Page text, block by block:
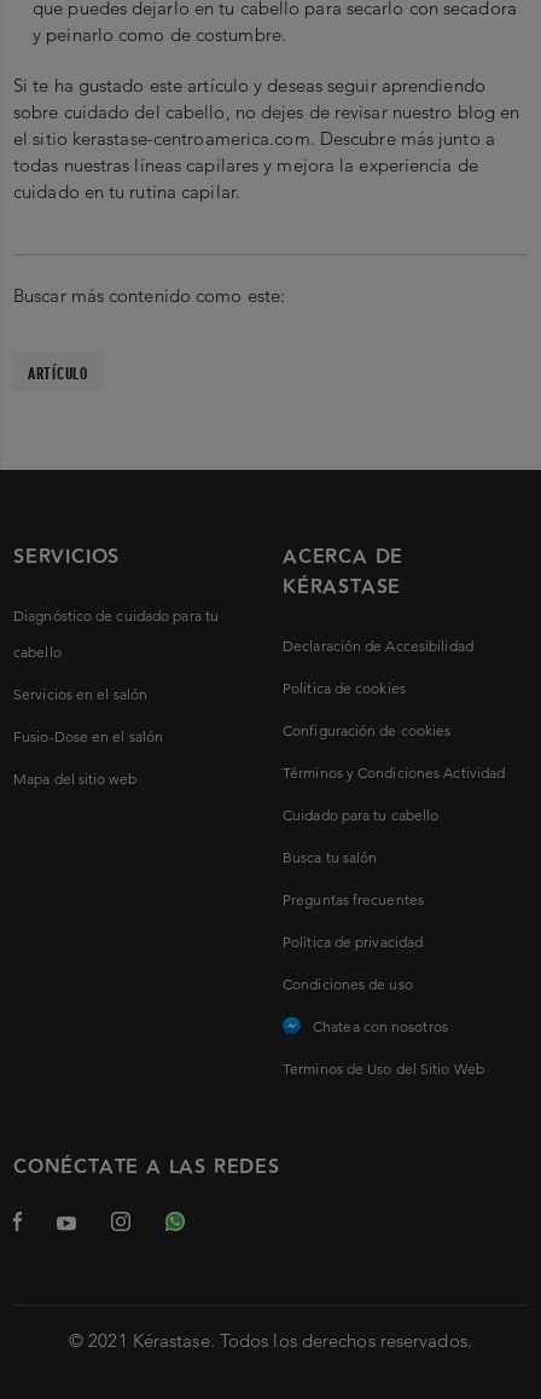
que puedes dejarlo en tu cabello para secarlo con secadora
y peinarlo como de costumbre.
Si te ha gustado este artículo y deseas seguir aprendiendo
sobre cuidado del cabello, no dejes de revisar nuestro blog en
el sitio kerastase-centroamerica.com. Descubre más junto a
todas nuestras líneas capilares y mejora la experiencia de
cuidado en tu rutina capilar.
Buscar más contenido como este:
ARTÍCULO
SERVICIOS
Diagnóstico de cuidado para tu
cabello
Servicios en el salón
Fusio-Dose en el salón
Mapa del sitio web
ACERCA DE
KÉRASTASE
Declaración de Accesibilidad
Politica de cookies
Configuración de cookies
Términos y Condiciones Actividad
Cuidado para tu cabello
Busca tu salón
Preguntas frecuentes
Política de privacidad
Condiciones de uso
Chatea con nosotros
Terminos de Uso del Sitio Web
CONÉCTATE A LAS REDES
© 2021 Kérastase. Todos los derechos reservados.